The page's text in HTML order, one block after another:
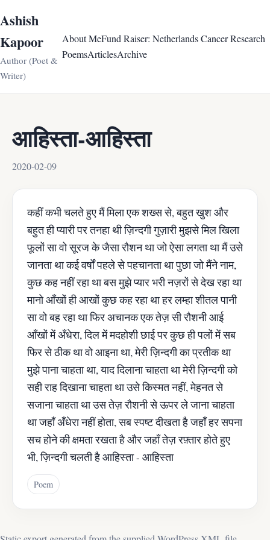
Ashish
Kapoor
Author (Poet &
Writer)
About MeFund Raiser: Netherlands Cancer Research
PoemsArticlesArchive
आहिस्ता-आहिस्ता
2020-02-09
कहीं कभी चलते हुए मैं मिला एक शख्स से, बहुत खुश और
बहुत ही प्यारी पर तनहा थी ज़िन्दगी गुज़ारी मुझसे मिल खिला
फूलों सा वो सूरज के जैसा रौशन था जो ऐसा लगता था मैं उसे
जानता था कई वर्षों पहले से पहचानता था पुछा जो मैंने नाम,
कुछ कह नहीं रहा था बस मुझे प्यार भरी नज़रों से देख रहा था
मानो आँखों ही आखों कुछ कह रहा था हर लम्हा शीतल पानी
सा वो बह रहा था फिर अचानक एक तेज़ सी रौशनी आई
आँखों में अँधेरा, दिल में मदहोशी छाई पर कुछ ही पलों में सब
फिर से ठीक था वो आइना था, मेरी ज़िन्दगी का प्रतीक था
मुझे पाना चाहता था, याद दिलाना चाहता था मेरी ज़िन्दगी को
सही राह दिखाना चाहता था उसे किस्मत नहीं, मेहनत से
सजाना चाहता था उस तेज़ रौशनी से ऊपर ले जाना चाहता
था जहाँ अँधेरा नहीं होता, सब स्पष्ट दीखता है जहाँ हर सपना
सच होने की क्षमता रखता है और जहाँ तेज़ रफ़्तार होते हुए
भी, ज़िन्दगी चलती है आहिस्ता - आहिस्ता
Poem